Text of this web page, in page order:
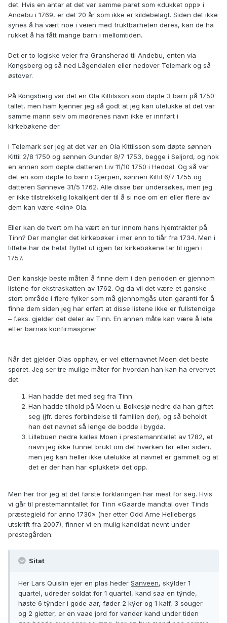
det. Hvis en antar at det var samme paret som «dukket opp» i
Andebu i 1769, er det 20 år som ikke er kildebelagt. Siden det ikke
synes å ha vært noe i veien med fruktbarheten deres, kan de ha
rukket å ha fått mange barn i mellomtiden.
Det er to logiske veier fra Gransherad til Andebu, enten via
Kongsberg og så ned Lågendalen eller nedover Telemark og så
østover.
På Kongsberg var det en Ola Kittilsson som døpte 3 barn på 1750-
tallet, men ham kjenner jeg så godt at jeg kan utelukke at det var
samme mann selv om mødrenes navn ikke er innført i
kirkebøkene der.
I Telemark ser jeg at det var en Ola Kittilsson som døpte sønnen
Kittil 2/8 1750 og sønnen Gunder 8/7 1753, begge i Seljord, og nok
en annen som døpte datteren Liv 11/10 1750 i Heddal. Og så var
det en som døpte to barn i Gjerpen, sønnen Kittil 6/7 1755 og
datteren Sønneve 31/5 1762. Alle disse bør undersøkes, men jeg
er ikke tilstrekkelig lokalkjent der til å si noe om en eller flere av
dem kan være «din» Ola.
Eller kan de tvert om ha vært en tur innom hans hjemtrakter på
Tinn? Der mangler det kirkebøker i mer enn to tiår fra 1734. Men i
tilfelle har de helst flyttet ut igjen før kirkebøkene tar til igjen i
1757.
Den kanskje beste måten å finne dem i den perioden er gjennom
listene for ekstraskatten av 1762. Og da vil det være et ganske
stort område i flere fylker som må gjennomgås uten garanti for å
finne dem siden jeg har erfart at disse listene ikke er fullstendige
– f.eks. gjelder det deler av Tinn. En annen måte kan være å lete
etter barnas konfirmasjoner.
Når det gjelder Olas opphav, er vel etternavnet Moen det beste
sporet. Jeg ser tre mulige måter for hvordan han kan ha ervervet
det:
Han hadde det med seg fra Tinn.
Han hadde tilhold på Moen u. Bolkesjø nedre da han giftet
seg (jfr. deres forbindelse til familien der), og så beholdt
han det navnet så lenge de bodde i bygda.
Lillebuen nedre kalles Moen i prestemanntallet av 1782, et
navn jeg ikke funnet brukt om det hverken før eller siden,
men jeg kan heller ikke utelukke at navnet er gammelt og at
det er der han har «plukket» det opp.
Men her tror jeg at det første forklaringen har mest for seg. Hvis
vi går til prestemanntallet for Tinn «Gaarde mandtal over Tinds
præstegield for anno 1730» (her etter Odd Arne Hellebergs
utskrift fra 2007), finner vi en mulig kandidat nevnt under
prestegården:
Sitat
Her Lars Quislin ejer en plas heder Sanveen, skÿlder 1
quartel, udreder soldat for 1 quartel, kand saa en tÿnde,
høste 6 tÿnder i gode aar, føder 2 kÿer og 1 kalf, 3 souger
og 2 gietter, er en vaae jord for vander kand under tiden